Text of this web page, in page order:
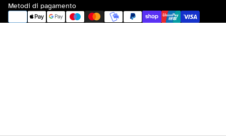
Metodi di pagamento